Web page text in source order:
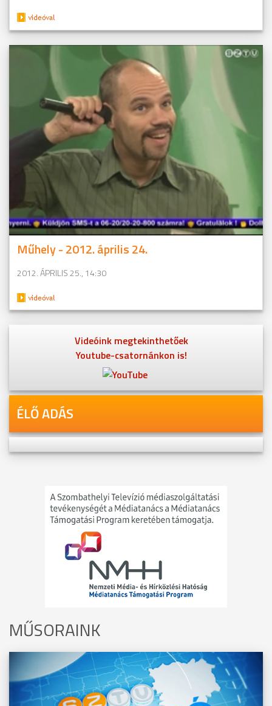
Műhely - 2012. április 24.
2012. ÁPRILIS 25., 14:30
Videóink megtekinthetőek
Youtube-csatornánkon is!
ÉLŐ ADÁS
MŰSORAINK